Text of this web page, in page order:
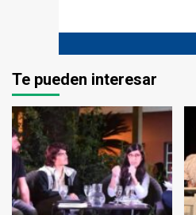
Te pueden interesar